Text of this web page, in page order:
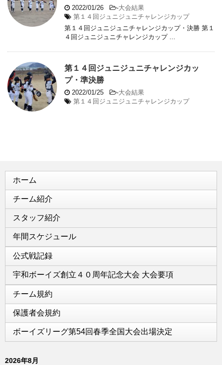
2022/01/26 -大会結果
第１４回ジュニジュニチャレンジカップ
第１４回ジュニジュニチャレンジカップ・決勝 第１
４回ジュニジュニチャレンジカップ ...
第１４回ジュニジュニチャレンジカッ
プ・準決勝
2022/01/25 -大会結果
第１４回ジュニジュニチャレンジカップ
ホーム
チーム紹介
スタッフ紹介
年間スケジュール
公式戦記録
宇和ボーイズ創立４０周年記念大会 大会要項
チーム規約
保護者会規約
ボーイズリーグ第54回春季全国大会出場決定
2026年8月